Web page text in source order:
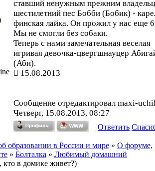
ставший ненужным прежним
шестилетний пес Бобби (Бобик) -
финская лайка. Он прожил у нас еще 6
Мы не смогли без собаки.
Теперь с нами замечательная веселая
игривая девочка-цвергшнауцер
(Аби).
15.08.2013
Сообщение отредактировал maxi-
Четверг, 15.08.2013, 08:27
Ответить
образовании в России и мире » О форуме,
» Болталка » Любимый домашний
кто в домике живет?)